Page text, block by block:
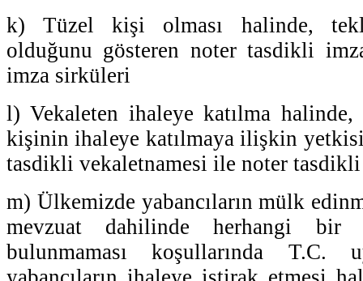
k) Tüzel kişi olması halinde,
olduğunu gösteren noter tasdikli
imza sirküleri
l) Vekaleten ihaleye katılma halinde,
kişinin ihaleye katılmaya ilişkin
tasdikli vekaletnamesi ile noter tasdikli
m) Ülkemizde yabancıların mülk
mevzuat dahilinde herhangi bir
bulunmaması koşullarında T.C.